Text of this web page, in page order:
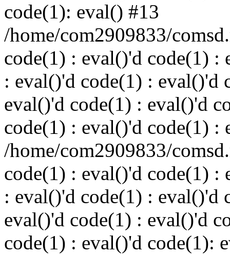
code(1): eval() #13
/home/com2909833/
code(1) : eval()'d code(1) :
: eval()'d code(1) : eval()'d
eval()'d code(1) : eval()'d
code(1) : eval()'d code(1) :
/home/com2909833/
code(1) : eval()'d code(1) :
: eval()'d code(1) : eval()'d
eval()'d code(1) : eval()'d
code(1) : eval()'d code(1):